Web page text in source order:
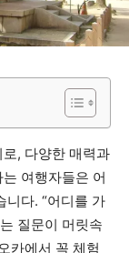
, 다양한 매력과
여행자들은 어
니다. “어디를 가
질문이 머릿속
카에서 꼭 체험